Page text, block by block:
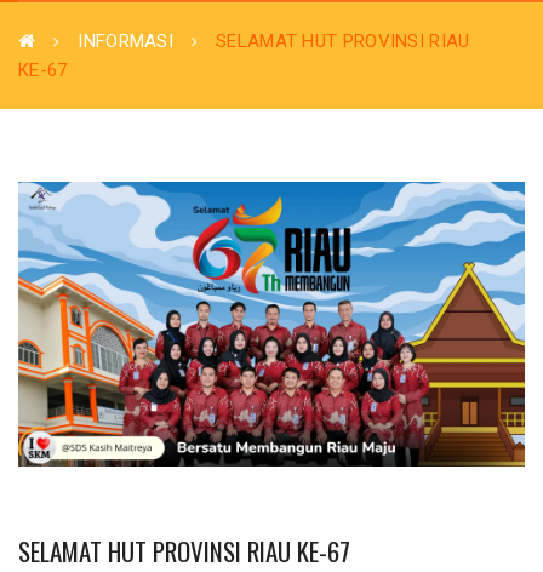
INFORMASI
SELAMAT HUT PROVINSI RIAU
KE-67
SELAMAT HUT PROVINSI RIAU KE-67